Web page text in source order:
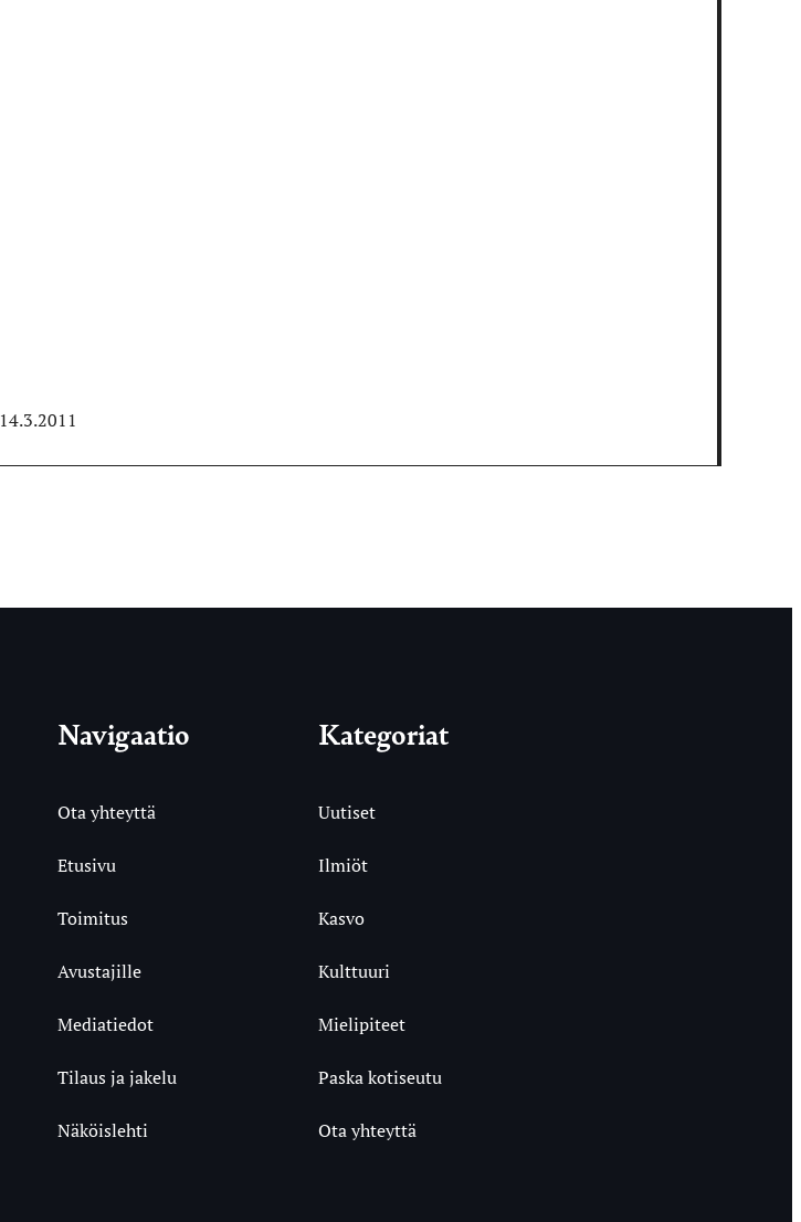
14.3.2011
Navigaatio
Ota yhteyttä
Etusivu
Toimitus
Avustajille
Mediatiedot
Tilaus ja jakelu
Näköislehti
Kategoriat
Uutiset
Ilmiöt
Kasvo
Kulttuuri
Mielipiteet
Paska kotiseutu
Ota yhteyttä